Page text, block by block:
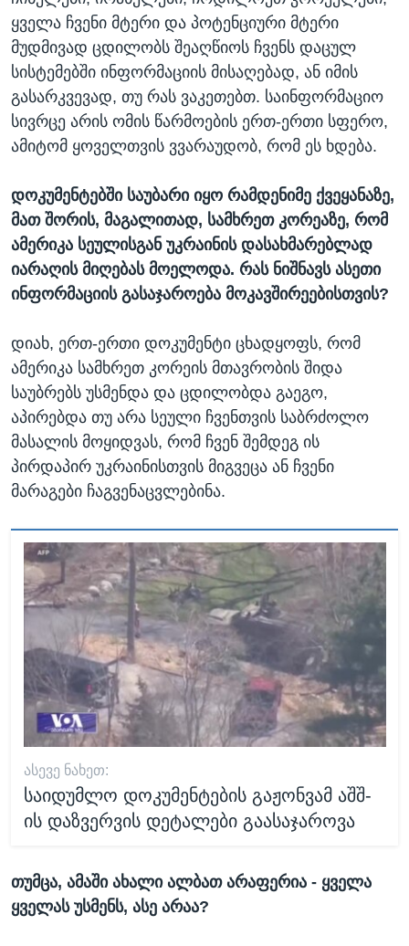
ყველა ჩვენი მტერი და პოტენციური მტერი
მუდმივად ცდილობს შეაღწიოს ჩვენს დაცულ
სისტემებში ინფორმაციის მისაღებად, ან იმის
გასარკვევად, თუ რას ვაკეთებთ. საინფორმაციო
სივრცე არის ომის წარმოების ერთ-ერთი სფერო,
ამიტომ ყოველთვის ვვარაუდობ, რომ ეს ხდება.
დოკუმენტებში საუბარი იყო რამდენიმე ქვეყანაზე,
მათ შორის, მაგალითად, სამხრეთ კორეაზე, რომ
ამერიკა სეულისგან უკრაინის დასახმარებლად
იარაღის მიღებას მოელოდა. რას ნიშნავს ასეთი
ინფორმაციის გასაჯაროება მოკავშირეებისთვის?
დიახ, ერთ-ერთი დოკუმენტი ცხადყოფს, რომ
ამერიკა სამხრეთ კორეის მთავრობის შიდა
საუბრებს უსმენდა და ცდილობდა გაეგო,
აპირებდა თუ არა სეული ჩვენთვის საბრძოლო
მასალის მოყიდვას, რომ ჩვენ შემდეგ ის
პირდაპირ უკრაინისთვის მიგვეცა ან ჩვენი
მარაგები ჩაგვენაცვლებინა.
ᲐᲡᲔᲕᲔ ᲜᲐᲮᲔᲗ:
საიდუმლო დოკუმენტების გაჟონვამ აშშ-
ის დაზვერვის დეტალები გაასაჯაროვა
თუმცა, ამაში ახალი ალბათ არაფერია - ყველა
ყველას უსმენს, ასე არაა?